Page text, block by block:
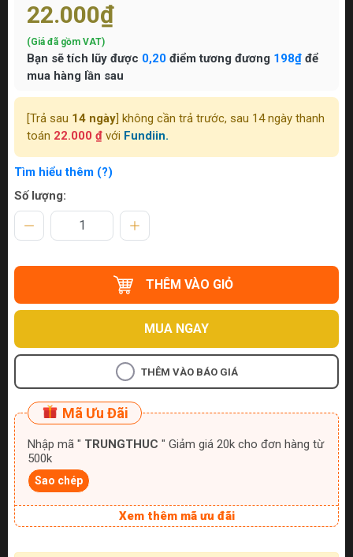
22.000₫
(Giá đã gồm VAT)
Bạn sẽ tích lũy được 0,20 điểm tương đương 198₫ để
mua hàng lần sau
[Trả sau 14 ngày ] không cần trả trước, sau 14 ngày thanh
toán 22.000 ₫ với Fundiin.
Tìm hiểu thêm (?)
Số lượng:
THÊM VÀO GIỎ
MUA NGAY
THÊM VÀO BÁO GIÁ
Mã Ưu Đãi
Nhập mã " TRUNGTHUC " Giảm giá 20k cho đơn hàng từ
500k
Sao chép
Xem thêm mã ưu đãi